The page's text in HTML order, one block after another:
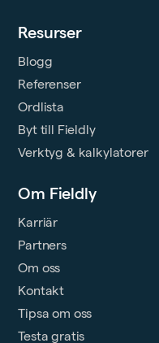
Resurser
Blogg
Referenser
Ordlista
Byt till Fieldly
Verktyg & kalkylatorer
Om Fieldly
Karriär
Partners
Om oss
Kontakt
Tipsa om oss
Testa gratis